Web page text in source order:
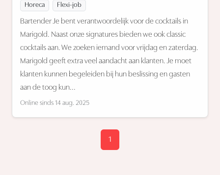
Horeca Flexi-job
Bartender Je bent verantwoordelijk voor de cocktails in
Marigold. Naast onze signatures bieden we ook classic
cocktails aan. We zoeken iemand voor vrijdag en zaterdag.
Marigold geeft extra veel aandacht aan klanten. Je moet
klanten kunnen begeleiden bij hun beslissing en gasten
aan de toog kun...
Online sinds 14 aug. 2025
1